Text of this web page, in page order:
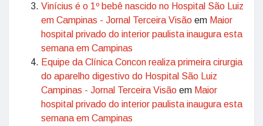
Vinícius é o 1º bebê nascido no Hospital São Luiz
em Campinas - Jornal Terceira Visão em Maior
hospital privado do interior paulista inaugura esta
semana em Campinas
Equipe da Clínica Concon realiza primeira cirurgia
do aparelho digestivo do Hospital São Luiz
Campinas - Jornal Terceira Visão em Maior
hospital privado do interior paulista inaugura esta
semana em Campinas